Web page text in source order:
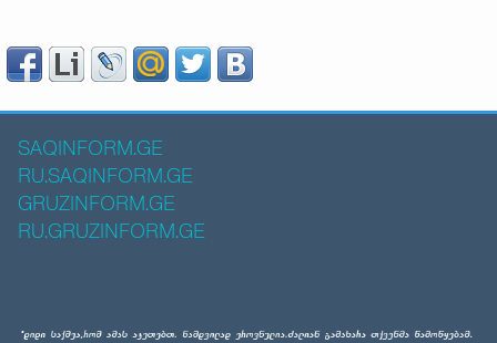
SAQINFORM.GE
RU.SAQINFORM.GE
GRUZINFORM.GE
RU.GRUZINFORM.GE